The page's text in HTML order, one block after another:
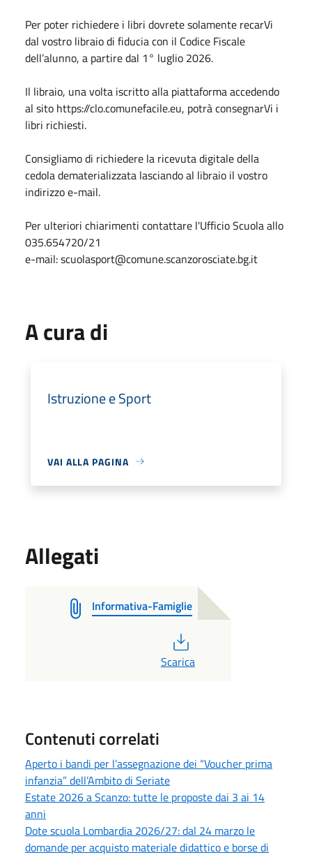
Per poter richiedere i libri dovrete solamente recarVi
dal vostro libraio di fiducia con il Codice Fiscale
dell’alunno, a partire dal 1° luglio 2026.
Il libraio, una volta iscritto alla piattaforma accedendo
al sito https://clo.comunefacile.eu, potrà consegnarVi i
libri richiesti.
Consigliamo di richiedere la ricevuta digitale della
cedola dematerializzata lasciando al libraio il vostro
indirizzo e-mail.
Per ulteriori chiarimenti contattare l'Ufficio Scuola allo
035.654720/21
e-mail: scuolasport@comune.scanzorosciate.bg.it
A cura di
Istruzione e Sport
VAI ALLA PAGINA
Allegati
Informativa-Famiglie
Scarica
Contenuti correlati
Aperto i bandi per l’assegnazione dei “Voucher prima
infanzia” dell’Ambito di Seriate
Estate 2026 a Scanzo: tutte le proposte dai 3 ai 14
anni
Dote scuola Lombardia 2026/27: dal 24 marzo le
domande per acquisto materiale didattico e borse di